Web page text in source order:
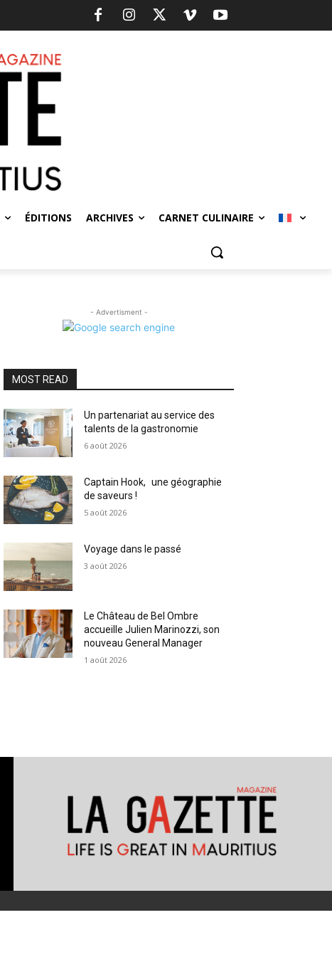
ÉDITIONS ARCHIVES CARNET CULINAIRE
- Advertisment -
MOST READ
Un partenariat au service des
talents de la gastronomie
6 août 2026
Captain Hook, une géographie
de saveurs !
5 août 2026
Voyage dans le passé
3 août 2026
Le Château de Bel Ombre
accueille Julien Marinozzi, son
nouveau General Manager
1 août 2026